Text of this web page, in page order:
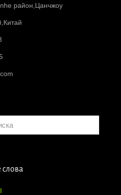
район,Цанчжоу